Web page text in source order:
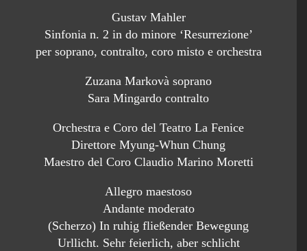
Gustav Mahler
Sinfonia n. 2 in do minore ‘Resurrezione’
per soprano, contralto, coro misto e orchestra
Zuzana Markovà soprano
Sara Mingardo contralto
Orchestra e Coro del Teatro La Fenice
Direttore Myung-Whun Chung
Maestro del Coro Claudio Marino Moretti
Allegro maestoso
Andante moderato
(Scherzo) In ruhig fließender Bewegung
Urllicht. Sehr feierlich, aber schlicht